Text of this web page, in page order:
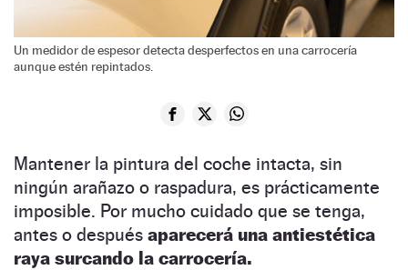
Un medidor de espesor detecta desperfectos en una carrocería
aunque estén repintados.
Mantener la pintura del coche intacta, sin
ningún arañazo o raspadura, es prácticamente
imposible. Por mucho cuidado que se tenga,
antes o después aparecerá una antiestética
raya surcando la carrocería.